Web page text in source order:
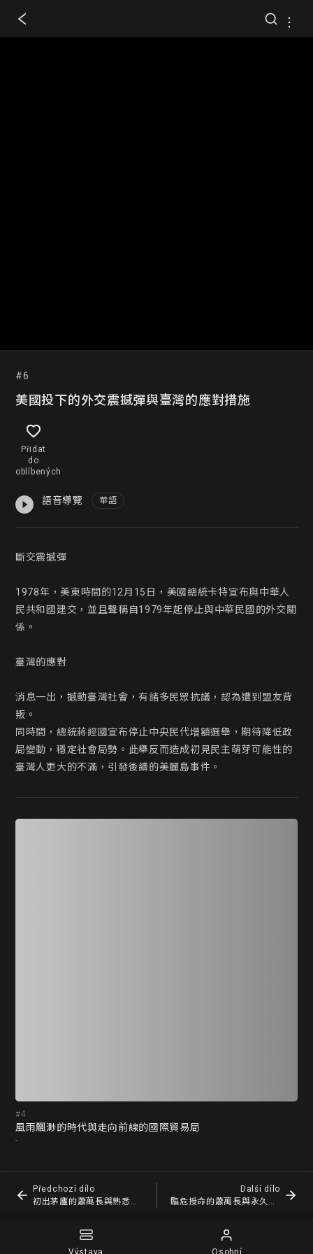
Výstava Osobní
#6
美國投下的外交震撼彈與臺灣的應對措施
Přidat
do
oblíbených
語音導覽 華語
斷交震撼彈
1978年，美東時間的12月15日，美國總統卡特宣布與中華人
民共和國建交，並且聲稱自1979年起停止與中華民國的外交關
係。
臺灣的應對
消息一出，撼動臺灣社會，有諸多民眾抗議，認為遭到盟友背
叛。
同時間，總統蔣經國宣布停止中央民代增額選舉，期待降低政
局變動，穩定社會局勢。此舉反而造成初見民主萌芽可能性的
臺灣人更大的不滿，引發後續的美麗島事件。
Předchozí dílo
初出茅廬的蕭萬長與熟悉的談判對象
Další dílo
臨危授命的蕭萬長與永久最惠國待遇的計畫
#4
風雨飄渺的時代與走向前線的國際貿易局
-